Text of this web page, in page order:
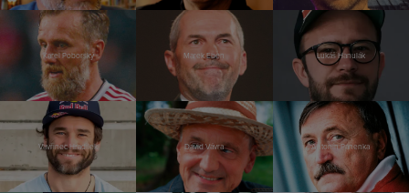
Karel Poborský Marek Eben Lukáš Hanulák
Vavřinec Hradilek David Vávra Antonín Panenka